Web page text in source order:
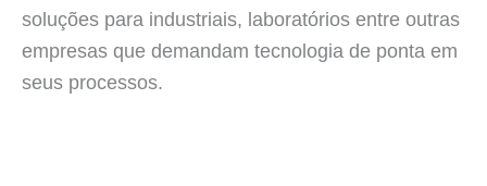
soluções para industriais, laboratórios entre outras
empresas que demandam tecnologia de ponta em
seus processos.